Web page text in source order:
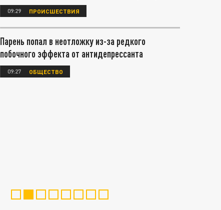
09:29 ПРОИСШЕСТВИЯ
Парень попал в неотложку из-за редкого
побочного эффекта от антидепрессанта
09:27 ОБЩЕСТВО